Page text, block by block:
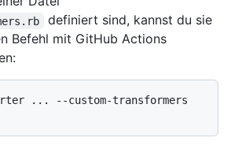
definiert sind, kannst du sie
Befehl mit GitHub Actions
... --custom-transformers